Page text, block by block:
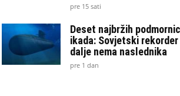
pre 15 sati
Deset najbržih
ikada: Sovjetski
dalje nema naslednika
pre 1 dan